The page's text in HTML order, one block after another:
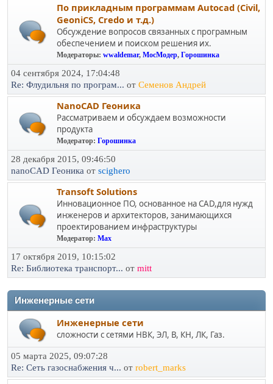
По прикладным программам Autocad (Civil,
GeoniCS, Credo и т.д.)
Обсуждение вопросов связанных с програмным
обеспечением и поиском решения их.
Модераторы: wwaldemar, МосМодер, Горошинка
04 сентября 2024, 17:04:48
Re: Флудильня по програм... от Семенов Андрей
NanoCAD Геоника
Рассматриваем и обсуждаем возможности
продукта
Модератор: Горошинка
28 декабря 2015, 09:46:50
nanoCAD Геоника от scighero
Transoft Solutions
Инновационное ПО, основанное на CAD,для нужд
инженеров и архитекторов, занимающихся
проектированием инфраструктуры
Модератор: Max
17 октября 2019, 10:15:02
Re: Библиотека транспорт... от mitt
Инженерные сети
Инженерные сети
сложности с сетями НВК, ЭЛ, В, КН, ЛК, Газ.
05 марта 2025, 09:07:28
Re: Сеть газоснабжения ч... от robert_marks